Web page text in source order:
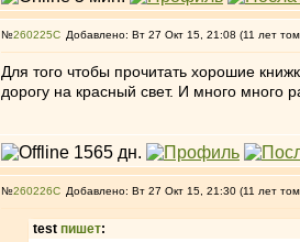
№260225 Добавлено: Вт 27 Окт 15, 21:08 (11 лет
Для того чтобы прочитать хорошие
дорогу на красный свет. И много много
№260226 Добавлено: Вт 27 Окт 15, 21:30 (11 лет
test пишет: